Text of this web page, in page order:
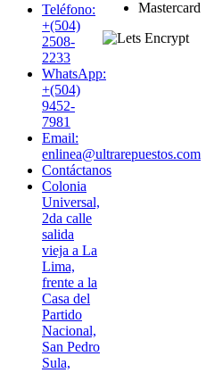
Teléfono:
+(504)
2508-
2233
WhatsApp:
+(504)
9452-
7981
Email:
enlinea@ultrarepuestos.com
Contáctanos
Colonia
Universal,
2da calle
salida
vieja a La
Lima,
frente a la
Casa del
Partido
Nacional,
San Pedro
Sula,